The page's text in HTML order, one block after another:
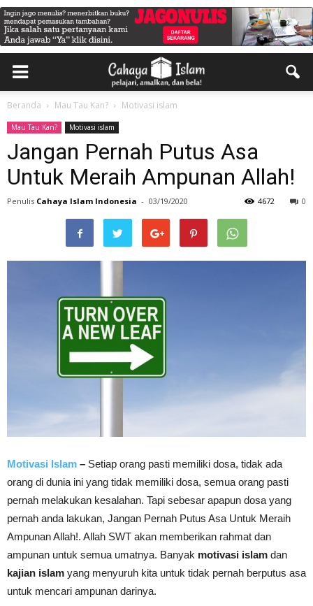
Beranda Mau Tau Kan? Motivasi islam
Mau Tau Kan? Motivasi islam
Jangan Pernah Putus Asa
Untuk Meraih Ampunan Allah!
Penulis Cahaya Islam Indonesia - 03/19/2020 0
4672
Motivasi Islam – Setiap orang pasti memiliki dosa, tidak ada
orang di dunia ini yang tidak memiliki dosa, semua orang pasti
pernah melakukan kesalahan. Tapi sebesar apapun dosa yang
pernah anda lakukan, Jangan Pernah Putus Asa Untuk Meraih
Ampunan Allah!. Allah SWT akan memberikan rahmat dan
ampunan untuk semua umatnya. Banyak motivasi islam dan
kajian islam yang menyuruh kita untuk tidak pernah berputus asa
untuk mencari ampunan darinya.